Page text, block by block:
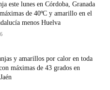
este lunes en Córdoba, Granada
de 40ºC y amarillo en el
menos Huelva
y amarillos por calor en toda
máximas de 43 grados en